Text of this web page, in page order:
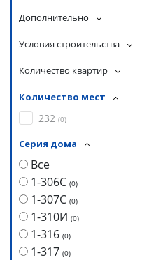
Дополнительно
Условия строительства
Количество квартир
Количество мест
232 (0)
Серия дома
Все
1-306С (0)
1-307С (0)
1-310И (0)
1-316 (0)
1-317 (0)